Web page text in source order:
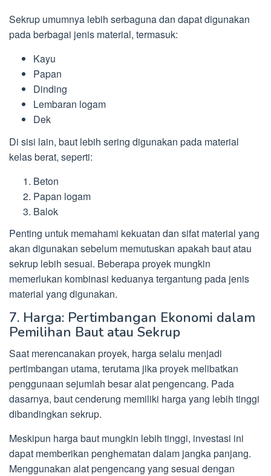
Sekrup umumnya lebih serbaguna dan dapat digunakan
pada berbagai jenis material, termasuk:
Kayu
Papan
Dinding
Lembaran logam
Dek
Di sisi lain, baut lebih sering digunakan pada material
kelas berat, seperti:
Beton
Papan logam
Balok
Penting untuk memahami kekuatan dan sifat material yang
akan digunakan sebelum memutuskan apakah baut atau
sekrup lebih sesuai. Beberapa proyek mungkin
memerlukan kombinasi keduanya tergantung pada jenis
material yang digunakan.
7. Harga: Pertimbangan Ekonomi dalam
Pemilihan Baut atau Sekrup
Saat merencanakan proyek, harga selalu menjadi
pertimbangan utama, terutama jika proyek melibatkan
penggunaan sejumlah besar alat pengencang. Pada
dasarnya, baut cenderung memiliki harga yang lebih tinggi
dibandingkan sekrup.
Meskipun harga baut mungkin lebih tinggi, investasi ini
dapat memberikan penghematan dalam jangka panjang.
Menggunakan alat pengencang yang sesuai dengan